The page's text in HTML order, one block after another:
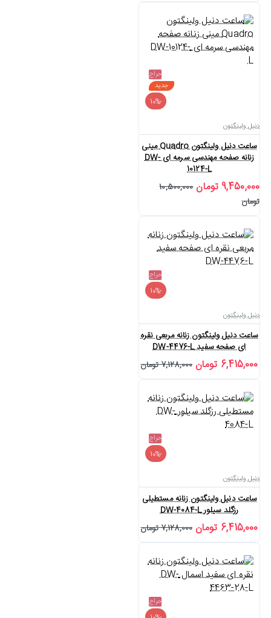
حراج
جدید
-10%
دنیل ولینگتون
ساعت دنیل ولینگتون Quadro مینی
زنانه صفحه مهندسی سرمه ای DW-
10124-L
9,450,000 تومان
10,500,000
تومان
حراج
-10%
دنیل ولینگتون
ساعت دنیل ولینگتون زنانه مربعی نقره
ای صفحه سفید DW-4476-L
6,415,000 تومان 7,128,000 تومان
حراج
-10%
دنیل ولینگتون
ساعت دنیل ولینگتون زنانه مستطیلی
رزگلد سیلور DW-4084-L
6,415,000 تومان 7,128,000 تومان
حراج